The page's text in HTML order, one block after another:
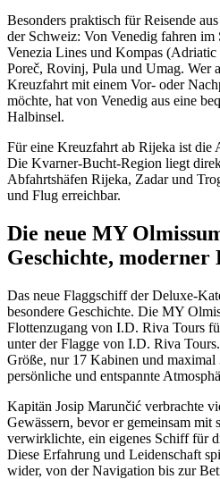
Besonders praktisch für Reisende
der Schweiz: Von Venedig fahren im
Venezia Lines und Kompas
Poreč, Rovinj, Pula und Umag. Wer
Kreuzfahrt mit einem Vor- oder
möchte, hat von Venedig aus eine
Halbinsel.
Für eine Kreuzfahrt ab Rijeka ist die
Die Kvarner-Bucht-Region liegt
Abfahrtshäfen Rijeka, Zadar und
und Flug erreichbar.
Die neue MY
Geschichte,
Das neue Flaggschiff der Deluxe-
besondere Geschichte. Die MY
Flottenzugang von I.D. Riva Tours
unter der Flagge von I.D. Riva
Größe, nur 17 Kabinen und maximal
persönliche und entspannte
Kapitän Josip Marunčić verbrachte
Gewässern, bevor er gemeinsam mit
verwirklichte, ein eigenes Schiff für
Diese Erfahrung und Leidenschaft
wider, von der Navigation bis zur